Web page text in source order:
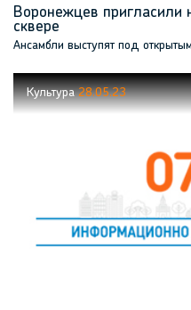
Воронежцев пригласили
сквере
Ансамбли выступят под
Культура28.05.23